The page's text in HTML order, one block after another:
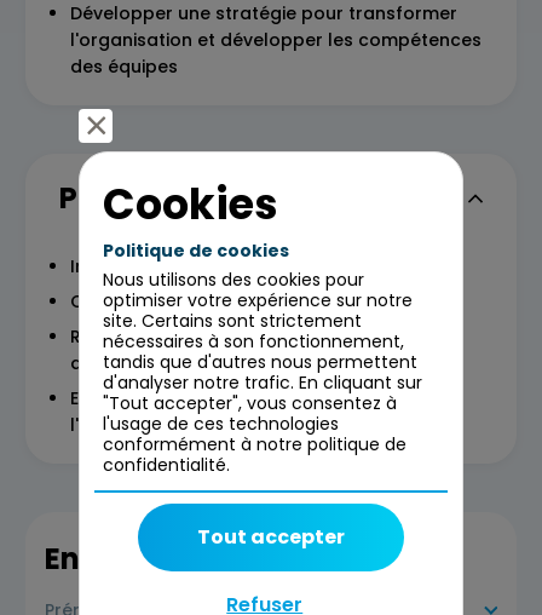
Développer une stratégie pour transformer
l'organisation et développer les compétences
des équipes
Programme
Introduction à la vision stratégique IT
Construction d'une vision stratégique IT
Renforcement de la résilience et de la
durabilité de l'entreprise
Evolution continue des compétences et de
l'organisation
En savoir plus
Prérequis
Cookies
Politique de cookies
Nous utilisons des cookies pour
optimiser votre expérience sur notre
site. Certains sont strictement
nécessaires à son fonctionnement,
tandis que d'autres nous permettent
d'analyser notre trafic. En cliquant sur
"Tout accepter", vous consentez à
l'usage de ces technologies
conformément à notre politique de
confidentialité.
Refuser
Tout accepter